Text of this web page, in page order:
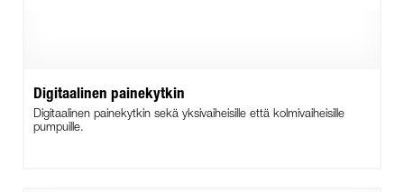
Digitaalinen painekytkin
Digitaalinen painekytkin sekä yksivaiheisille että kolmivaiheisille
pumpuille.